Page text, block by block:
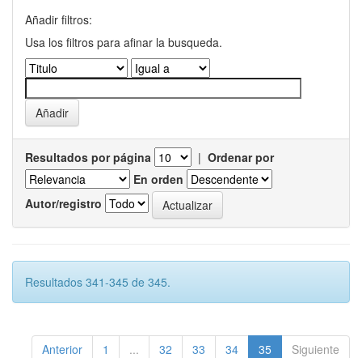
Añadir filtros:
Usa los filtros para afinar la busqueda.
Resultados por página | Ordenar por
En orden
Autor/registro
Resultados 341-345 de 345.
Anterior 1 ... 32 33 34 35 Siguiente